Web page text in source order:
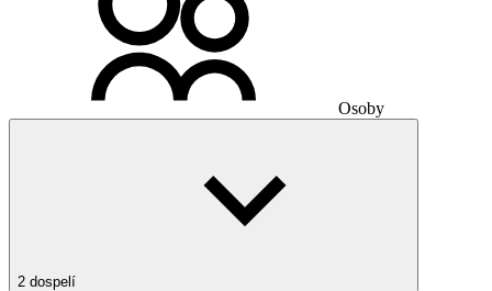
Osoby
2 dospelí